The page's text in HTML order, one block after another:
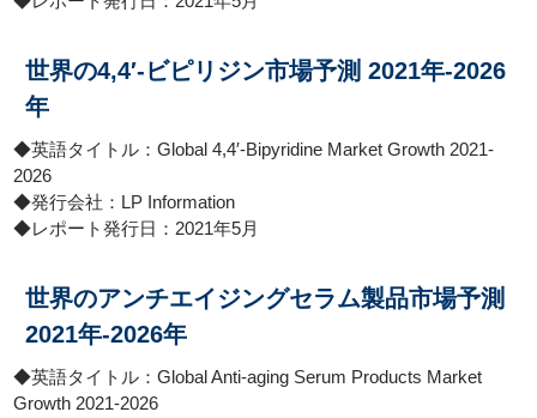
世界の4,4′-ビピリジン市場予測 2021年-2026
年
◆英語タイトル：Global 4,4′-Bipyridine Market Growth 2021-
2026
◆発行会社：LP Information
◆レポート発行日：2021年5月
世界のアンチエイジングセラム製品市場予測
2021年-2026年
◆英語タイトル：Global Anti-aging Serum Products Market
Growth 2021-2026